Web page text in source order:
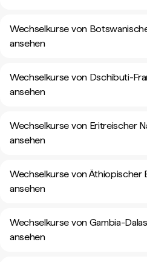
Wechselkurse von
ansehen
Wechselkurse von Dschibuti-
ansehen
Wechselkurse von Eritreischer
ansehen
Wechselkurse von Äthiopischer
ansehen
Wechselkurse von Gambia-
ansehen